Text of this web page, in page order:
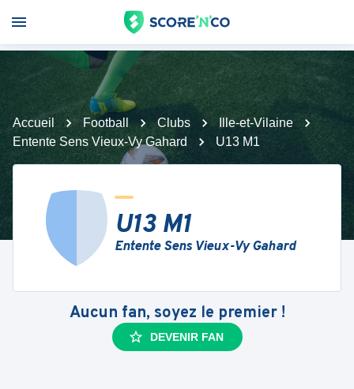
Accueil Football Clubs
Ille-et-Vilaine
Entente Sens Vieux-Vy Gahard
U13 M1
U13 M1
Entente Sens Vieux-Vy Gahard
Aucun fan, soyez le premier !
DEVENIR FAN